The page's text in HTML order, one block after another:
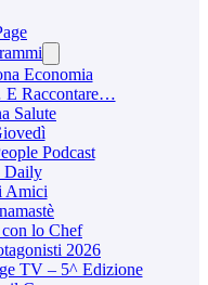
Economia
Raccontare…
Salute
Podcast
Daily
Amici
lo Chef
2026
TV – 5^ Edizione